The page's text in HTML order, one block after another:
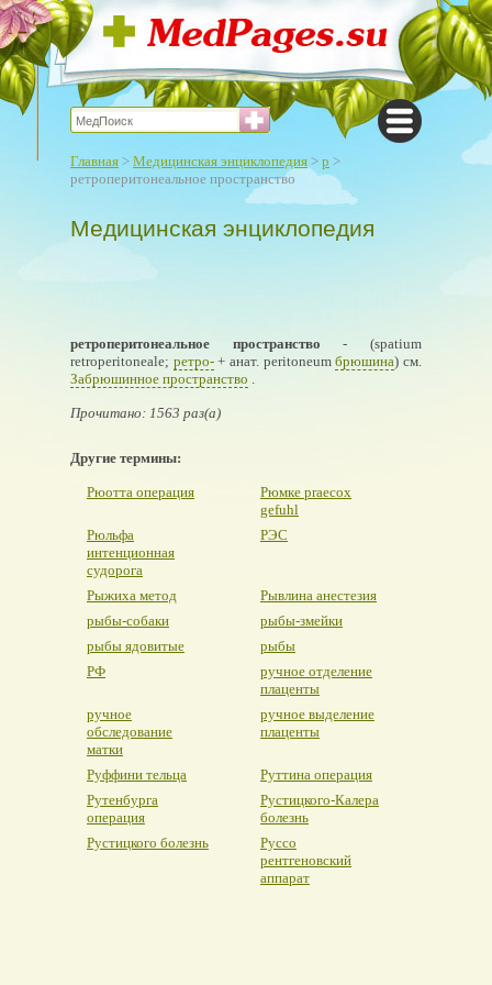
Главная > Медицинская энциклопедия > р >
ретроперитонеальное пространство
Медицинская энциклопедия
ретроперитонеальное пространство - (spatium
retroperitoneale; ретро-+ анат. peritoneumбрюшина) см.
Забрюшинное пространство .
Прочитано: 1563 раз(а)
Другие термины:
Рюотта операция
Рюмке praecox
gefuhl
Рюльфа
интенционная
судорога
РЭС
Рыжиха метод
Рывлина анестезия
рыбы-собаки
рыбы-змейки
рыбы ядовитые
рыбы
РФ
ручное отделение
плаценты
ручное
обследование
матки
ручное выделение
плаценты
Руффини тельца
Руттина операция
Рутенбурга
операция
Рустицкого-Калера
болезнь
Рустицкого болезнь
Руссо
рентгеновский
аппарат